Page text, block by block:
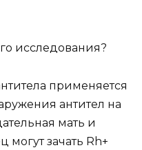
исследования?
применяется
антител на
мать и
могут зачать Rh+